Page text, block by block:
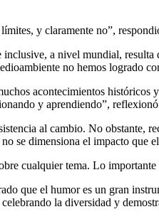
y claramente no”,
a nivel mundial,
no hemos logrado
acontecimientos
y aprendiendo”,
al cambio. No obstante,
se dimensiona el impacto que
cualquier tema. Lo
que el humor es un gran
la diversidad y